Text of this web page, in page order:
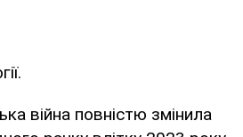
війна повністю змінила